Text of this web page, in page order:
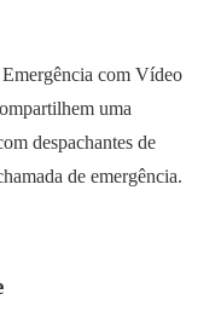
com Vídeo
uma
despachantes de
de emergência.